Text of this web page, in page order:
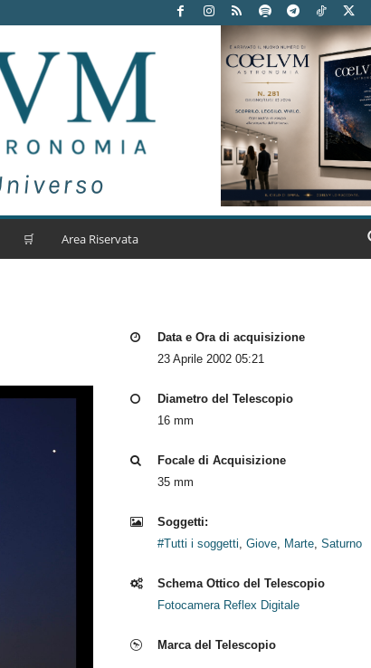
🛒 Area Riservata
Data e Ora di acquisizione
23 Aprile 2002 05:21
Diametro del Telescopio
16 mm
Focale di Acquisizione
35 mm
Soggetti:
#Tutti i soggetti, Giove, Marte, Saturno
Schema Ottico del Telescopio
Fotocamera Reflex Digitale
Marca del Telescopio